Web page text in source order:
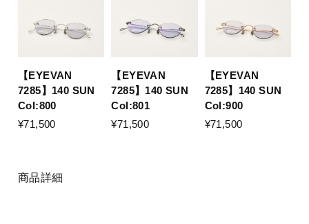
【EYEVAN
7285】140 SUN
Col:800
¥71,500
【EYEVAN
7285】140 SUN
Col:801
¥71,500
【EYEVAN
7285】140 SUN
Col:900
¥71,500
商品詳細